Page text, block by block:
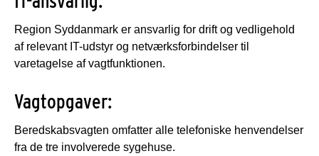
Region Syddanmark er ansvarlig for drift og vedligehold
af relevant IT-udstyr og netværksforbindelser til
varetagelse af vagtfunktionen.
Vagtopgaver:
Beredskabsvagten omfatter alle telefoniske henvendelser
fra de tre involverede sygehuse.